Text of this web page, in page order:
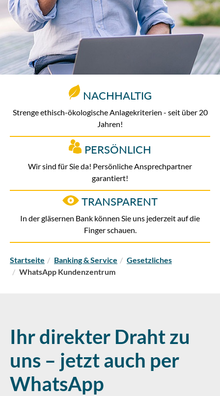
NACHHALTIG
Strenge ethisch-ökologische Anlagekriterien - seit über 20
Jahren!
PERSÖNLICH
Wir sind für Sie da! Persönliche Ansprechpartner
garantiert!
TRANSPARENT
In der gläsernen Bank können Sie uns jederzeit auf die
Finger schauen.
S
i
Startseite Banking & Service
Gesetzliches
WhatsApp Kundenzentrum
Ihr direkter Draht zu
uns – jetzt auch per
WhatsApp